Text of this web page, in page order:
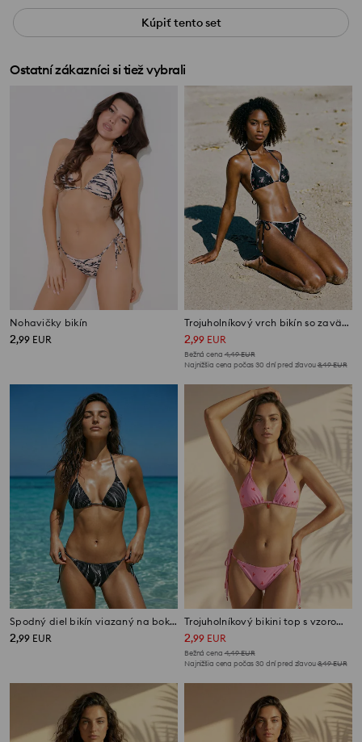
Kúpiť tento set
Ostatní zákazníci si tiež vybrali
Nohavičky bikín
2,99 EUR
Trojuholníkový vrch bikín so zaväzovaním za krkom s kvetinovým motívom
2,99 EUR
Bežná cena 4,49EUR
Najnižšia cena počas 30 dní pred zľavou3,49EUR
Spodný diel bikín viazaný na bokoch
2,99 EUR
Trojuholníkový bikini top s vzorom homára
2,99 EUR
Bežná cena 4,49EUR
Najnižšia cena počas 30 dní pred zľavou3,49EUR